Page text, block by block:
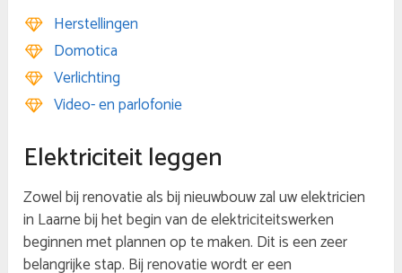
Herstellingen
Domotica
Verlichting
Video- en parlofonie
Elektriciteit leggen
Zowel bij renovatie als bij nieuwbouw zal uw elektricien
in Laarne bij het begin van de elektriciteitswerken
beginnen met plannen op te maken. Dit is een zeer
belangrijke stap. Bij renovatie wordt er een